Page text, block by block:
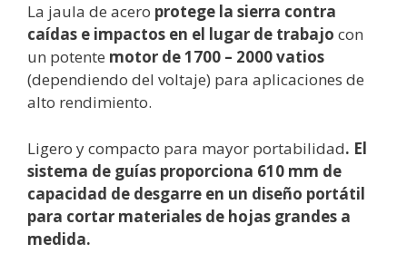
La jaula de acero protege la sierra contra
caídas e impactos en el lugar de trabajo con
un potente motor de 1700 – 2000 vatios
(dependiendo del voltaje) para aplicaciones de
alto rendimiento.
Ligero y compacto para mayor portabilidad. El
sistema de guías proporciona 610 mm de
capacidad de desgarre en un diseño portátil
para cortar materiales de hojas grandes a
medida.